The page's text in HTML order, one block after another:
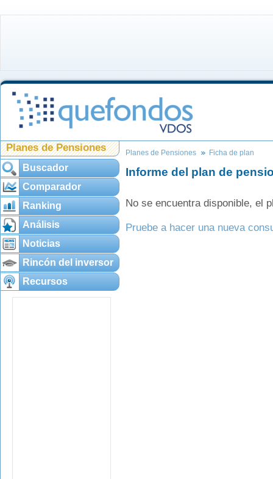
Planes de Pensiones
Buscador
Comparador
Ranking
Análisis
Noticias
Rincón del inversor
Recursos
Planes de Pensiones Ficha de plan
Informe del plan de
No se encuentra disponible, el
Pruebe a hacer una nueva